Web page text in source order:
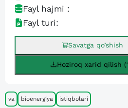
Fayl hajmi :
Fayl turi:
Savatga qo’shish
Hoziroq xarid qilish
va bioenergiya istiqbolari